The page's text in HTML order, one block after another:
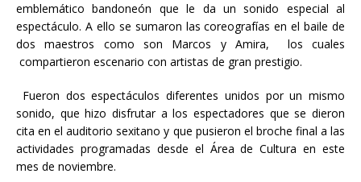
emblemático bandoneón que le da un sonido especial al
espectáculo. A ello se sumaron las coreografías en el baile de
dos maestros como son Marcos y Amira, los cuales
compartieron escenario con artistas de gran prestigio.
Fueron dos espectáculos diferentes unidos por un mismo
sonido, que hizo disfrutar a los espectadores que se dieron
cita en el auditorio sexitano y que pusieron el broche final a las
actividades programadas desde el Área de Cultura en este
mes de noviembre.